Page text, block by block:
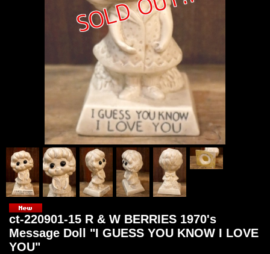
ct-220901-15 R & W BERRIES 1970's
Message Doll "I GUESS YOU KNOW I LOVE
YOU"